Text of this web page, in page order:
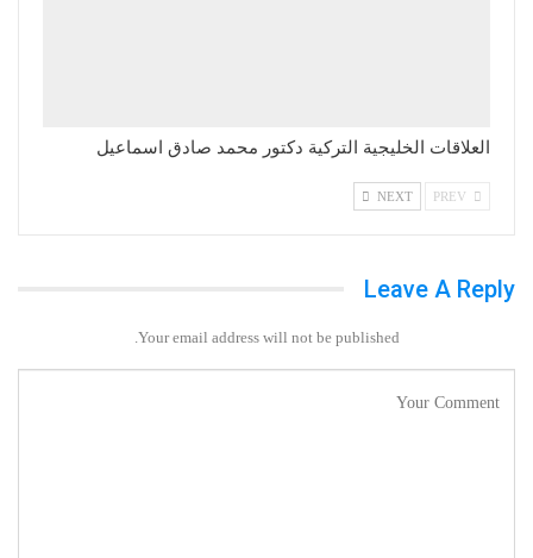
العلاقات الخليجية التركية دكتور محمد صادق اسماعيل
NEXT
Leave A Reply
Your email address will not be published.